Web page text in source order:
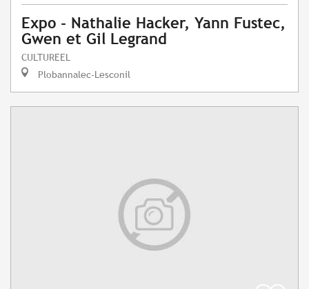
Expo - Nathalie Hacker, Yann Fustec,
Gwen et Gil Legrand
CULTUREEL
Plobannalec-Lesconil